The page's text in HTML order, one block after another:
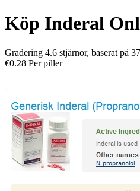
Köp Inderal
Gradering 4.6 stjärnor, baserat på
€0.28 Per piller